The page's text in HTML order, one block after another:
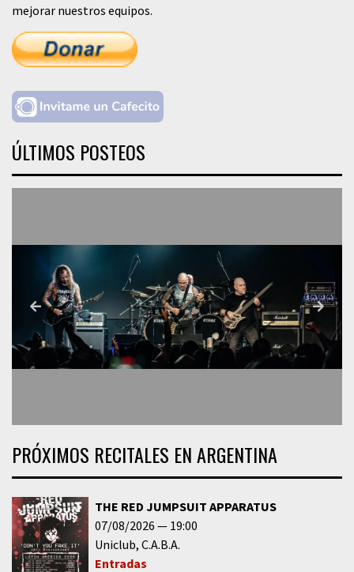
mejorar nuestros equipos.
ÚLTIMOS POSTEOS
PRÓXIMOS RECITALES EN ARGENTINA
THE RED JUMPSUIT APPARATUS
07/08/2026
19:00
Uniclub C.A.B.A.
Entradas